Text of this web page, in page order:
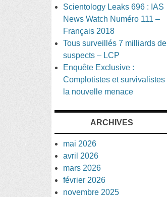
Scientology Leaks 696 : IAS
News Watch Numéro 111 –
Français 2018
Tous surveillés 7 milliards de
suspects – LCP
Enquête Exclusive :
Complotistes et survivalistes
la nouvelle menace
ARCHIVES
mai 2026
avril 2026
mars 2026
février 2026
novembre 2025